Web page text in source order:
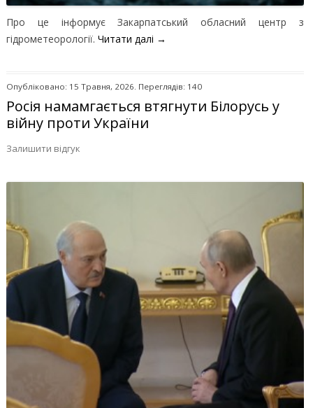
Про це інформує Закарпатський обласний центр з
гідрометеорології. Читати далі →
Опубліковано: 15 Травня, 2026. Переглядів: 140
Росія намамгається втягнути Білорусь у
війну проти України
Залишити відгук